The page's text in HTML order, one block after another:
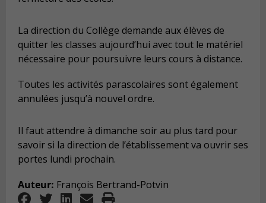
La direction du Collège demande aux élèves de
quitter les classes aujourd’hui avec tout le matériel
nécessaire pour poursuivre leurs cours à distance.
Toutes les activités parascolaires sont également
annulées jusqu’à nouvel ordre.
Il faut attendre à dimanche soir au plus tard pour
savoir si la direction de l’établissement va ouvrir ses
portes lundi prochain.
Auteur: François Bertrand-Potvin